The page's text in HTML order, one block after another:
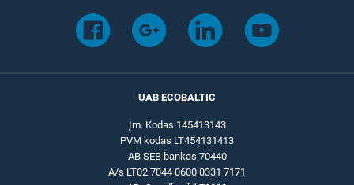
UAB ECOBALTIC
Įm. Kodas 145413143
PVM kodas LT454131413
AB SEB bankas 70440
A/s LT02 7044 0600 0331 7171